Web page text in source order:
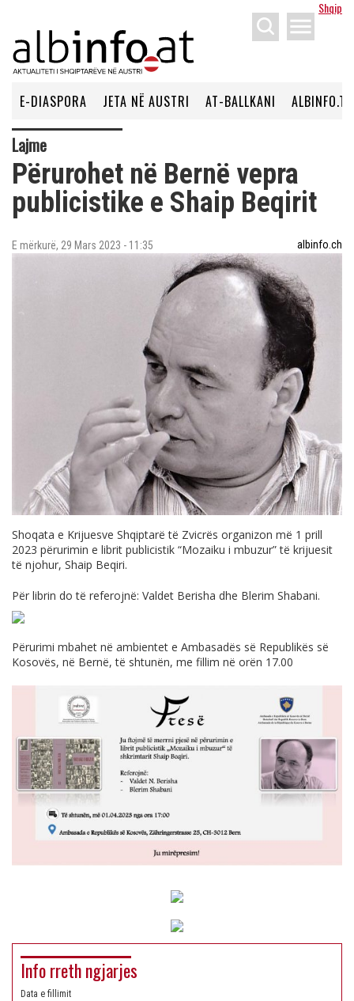
Shqip
menu
E-DIASPORA JETA NË AUSTRI AT-BALLKANI ALBINFO.TV
Lajme
Përurohet në Bernë vepra
publicistike e Shaip Beqirit
E mërkurë, 29 Mars 2023 - 11:35 albinfo.ch
Shoqata e Krijuesve Shqiptarë të Zvicrës organizon më 1 prill
2023 përurimin e librit publicistik “Mozaiku i mbuzur” të krijuesit
të njohur, Shaip Beqiri.
Për librin do të referojnë: Valdet Berisha dhe Blerim Shabani.
Përurimi mbahet në ambientet e Ambasadës së Republikës së
Kosovës, në Bernë, të shtunën, me fillim në orën 17.00
Info rreth ngjarjes
Data e fillimit